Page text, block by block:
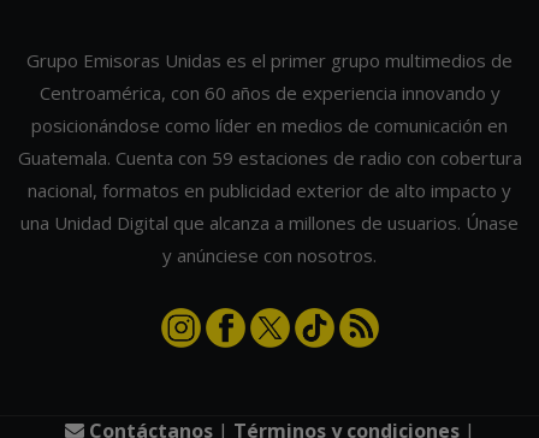
Grupo Emisoras Unidas es el primer grupo multimedios de
Centroamérica, con 60 años de experiencia innovando y
posicionándose como líder en medios de comunicación en
Guatemala. Cuenta con 59 estaciones de radio con cobertura
nacional, formatos en publicidad exterior de alto impacto y
una Unidad Digital que alcanza a millones de usuarios. Únase
y anúnciese con nosotros.
Contáctanos| Términos y condiciones|